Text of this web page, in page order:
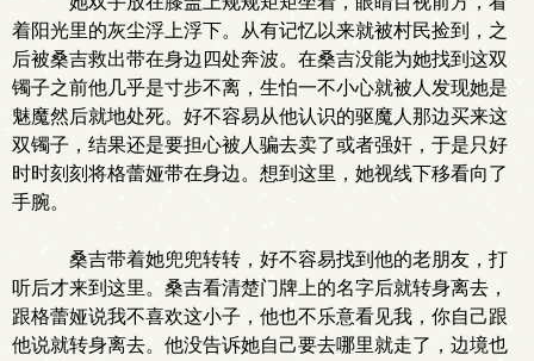
着阳光里的灰尘浮上浮下。从有记忆以来就被村民捡到，之
后被桑吉救出带在身边四处奔波。在桑吉没能为她找到这双
镯子之前他几乎是寸步不离，生怕一不小心就被人发现她是
魅魔然后就地处死。好不容易从他认识的驱魔人那边买来这
双镯子，结果还是要担心被人骗去卖了或者强奸，于是只好
时时刻刻将格蕾娅带在身边。想到这里，她视线下移看向了
手腕。
桑吉带着她兜兜转转，好不容易找到他的老朋友，打
听后才来到这里。桑吉看清楚门牌上的名字后就转身离去，
跟格蕾娅说我不喜欢这小子，他也不乐意看见我，你自己跟
他说就转身离去。他没告诉她自己要去哪里就走了，边境也